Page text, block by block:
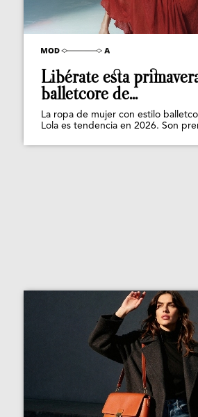
Libérate esta
balletcore de...
La ropa de mujer con estilo
Lola es tendencia en 2026. Son